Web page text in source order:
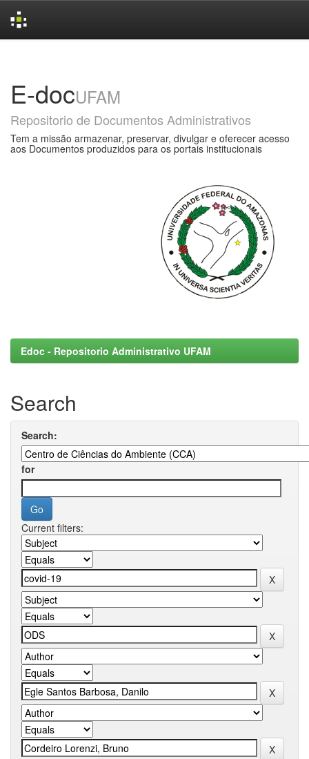
E-docUFAM
Repositorio de Documentos Administrativos
Tem a missão armazenar, preservar, divulgar e oferecer acesso
aos Documentos produzidos para os portais institucionais
Edoc - Repositorio Administrativo UFAM
Search
Search:
for
Current filters: